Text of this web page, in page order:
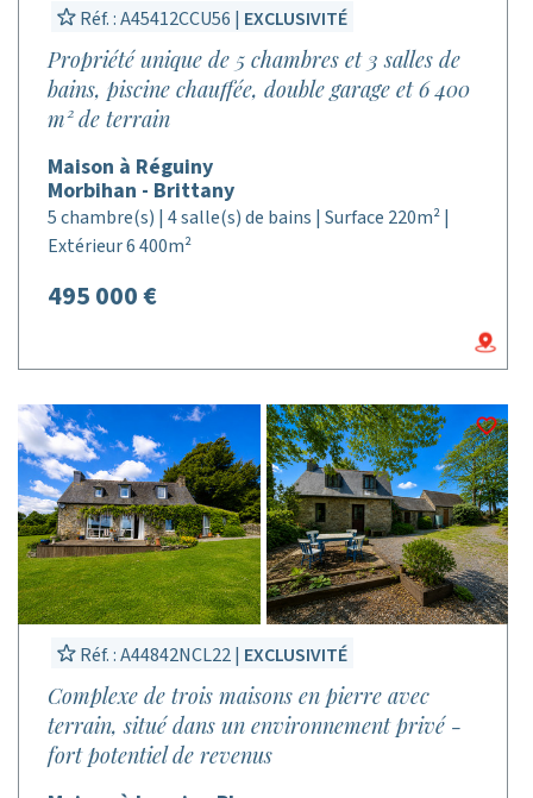
Réf. : A45412CCU56 | EXCLUSIVITÉ
Propriété unique de 5 chambres et 3 salles de
bains, piscine chauffée, double garage et 6 400
m² de terrain
Maison à Réguiny
Morbihan - Brittany
5 chambre(s) | 4 salle(s) de bains | Surface 220m² |
Extérieur 6 400m²
495 000 €
Réf. : A44842NCL22 | EXCLUSIVITÉ
Complexe de trois maisons en pierre avec
terrain, situé dans un environnement privé -
fort potentiel de revenus